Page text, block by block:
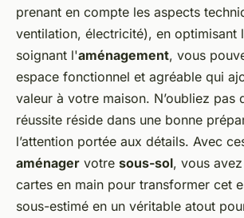
prenant en compte les aspects
ventilation, électricité), en optimisant
soignant l'aménagement, vous
espace fonctionnel et agréable qui
valeur à votre maison. N’oubliez pas
réussite réside dans une bonne
l’attention portée aux détails. Avec
aménager votre sous-sol, vous
cartes en main pour transformer cet
sous-estimé en un véritable atout